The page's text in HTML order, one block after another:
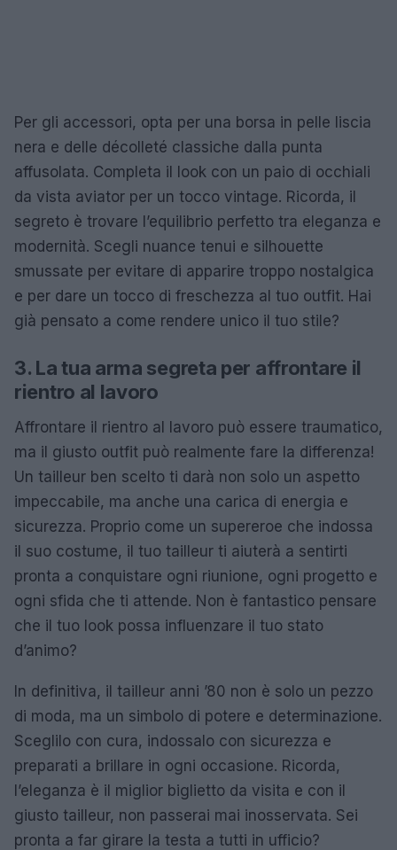
Per gli accessori, opta per una borsa in pelle liscia
nera e delle décolleté classiche dalla punta
affusolata. Completa il look con un paio di occhiali
da vista aviator per un tocco vintage. Ricorda, il
segreto è trovare l’equilibrio perfetto tra eleganza e
modernità. Scegli nuance tenui e silhouette
smussate per evitare di apparire troppo nostalgica
e per dare un tocco di freschezza al tuo outfit. Hai
già pensato a come rendere unico il tuo stile?
3. La tua arma segreta per affrontare il
rientro al lavoro
Affrontare il rientro al lavoro può essere traumatico,
ma il giusto outfit può realmente fare la differenza!
Un tailleur ben scelto ti darà non solo un aspetto
impeccabile, ma anche una carica di energia e
sicurezza. Proprio come un supereroe che indossa
il suo costume, il tuo tailleur ti aiuterà a sentirti
pronta a conquistare ogni riunione, ogni progetto e
ogni sfida che ti attende. Non è fantastico pensare
che il tuo look possa influenzare il tuo stato
d’animo?
In definitiva, il tailleur anni ’80 non è solo un pezzo
di moda, ma un simbolo di potere e determinazione.
Sceglilo con cura, indossalo con sicurezza e
preparati a brillare in ogni occasione. Ricorda,
l’eleganza è il miglior biglietto da visita e con il
giusto tailleur, non passerai mai inosservata. Sei
pronta a far girare la testa a tutti in ufficio?